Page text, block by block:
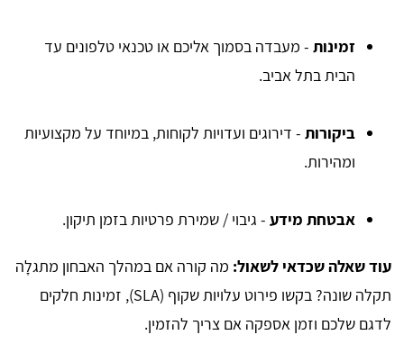
זמינות - מעבדה בסמוך אליכם או טכנאי טלפונים עד
הבית בתל אביב.
ביקורות - דירוגים ועדויות לקוחות, במיוחד על מקצועיות
ומהירות.
אבטחת מידע - גיבוי / שמירת פרטיות בזמן תיקון.
עוד שאלה שכדאי לשאול: מה קורה אם במהלך האבחון מתגלָה
תקלה שונה? בקשו פירוט עלויות שקוף (SLA), זמינות חלקים
לדגם שלכם וזמן אספקה אם צריך להזמין.